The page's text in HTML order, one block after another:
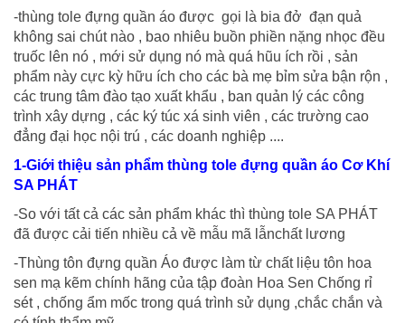
-thùng tole đựng quần áo được gọi là bia đở đạn quả
không sai chút nào , bao nhiêu buồn phiền nặng nhọc đều
truốc lên nó , mới sử dụng nó mà quá hũu ích rồi , sản
phẩm này cực kỳ hữu ích cho các bà mẹ bỉm sửa bận rộn ,
các trung tâm đào tạo xuất khẩu , ban quản lý các công
trình xây dựng , các ký túc xá sinh viên , các trường cao
đẳng đại học nội trú , các doanh nghiệp ....
1-Giới thiệu sản phẩm thùng tole đựng quần áo Cơ Khí
SA PHÁT
-So với tất cả các sản phẩm khác thì thùng tole SA PHÁT
đã được cải tiến nhiều cả về mẫu mã lẫnchất lương
-Thùng tôn đựng quần Áo được làm từ chất liệu tôn hoa
sen mạ kẽm chính hãng của tập đoàn Hoa Sen Chống rỉ
sét , chống ẩm mốc trong quá trình sử dụng ,chắc chắn và